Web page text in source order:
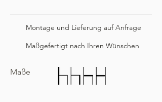
Montage und Lieferung auf Anfrage
Maßgefertigt nach Ihren Wünschen
Maße